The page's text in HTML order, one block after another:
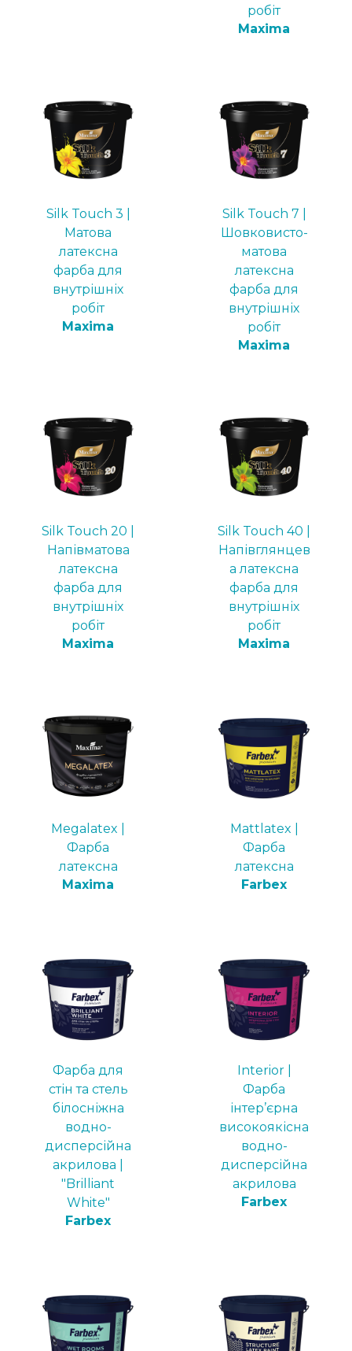
робіт
Maxima
Silk Touch 3 |
Матова
латексна
фарба для
внутрішніх
робіт
Maxima
Silk Touch 7 |
Шовковисто-
матова
латексна
фарба для
внутрішніх
робіт
Maxima
Silk Touch 20 |
Напівматова
латексна
фарба для
внутрішніх
робіт
Maxima
Silk Touch 40 |
Напівглянцев
а латексна
фарба для
внутрішніх
робіт
Maxima
Megalatex |
Фарба
латексна
Maxima
Mattlatex |
Фарба
латексна
Farbex
Фарба для
стін та стель
білосніжна
водно-
дисперсійна
акрилова |
"Brilliant
White"
Farbex
Interior |
Фарба
інтер’єрна
високоякісна
водно-
дисперсійна
акрилова
Farbex